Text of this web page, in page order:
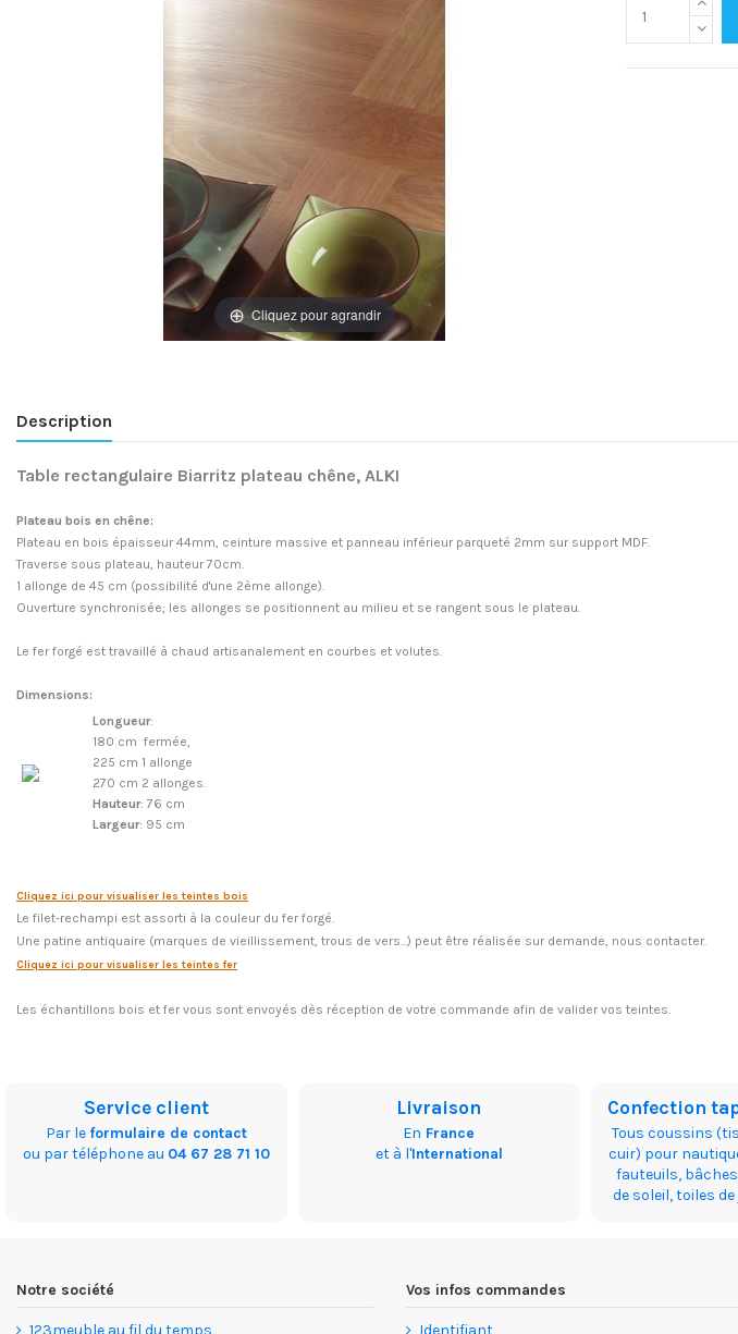
Cliquez pour agrandir
Description
Table rectangulaire Biarritz plateau chêne, ALKI
Plateau bois en chêne:
Plateau en bois épaisseur 44mm, ceinture massive et panneau inférieur parqueté 2mm sur support MDF.
Traverse sous plateau, hauteur 70cm.
1 allonge de 45 cm (possibilité d'une 2ème allonge).
Ouverture synchronisée; les allonges se positionnent au milieu et se rangent sous le plateau.
Le fer forgé est travaillé à chaud artisanalement en courbes et volutes.
Dimensions:
Longueur:
180 cm fermée,
225 cm 1 allonge
270 cm 2 allonges.
Hauteur: 76 cm
Largeur: 95 cm
Cliquez ici pour visualiser les teintes bois
Le filet-rechampi est assorti à la couleur du fer forgé.
Une patine antiquaire (marques de vieillissement, trous de vers...) peut être réalisée sur demande, nous contacter.
Cliquez ici pour visualiser les teintes fer
Les échantillons bois et fer vous sont envoyés dès réception de votre commande afin de valider vos teintes.
Service client
Par le formulaire de contact
ou par téléphone au 04 67 28 71 10
Livraison
En France
et à l'International
Confection
Tous coussins
cuir) pour
fauteuils,
de soleil, toiles
Notre société
123meuble au fil du temps
Vos infos commandes
Identifiant